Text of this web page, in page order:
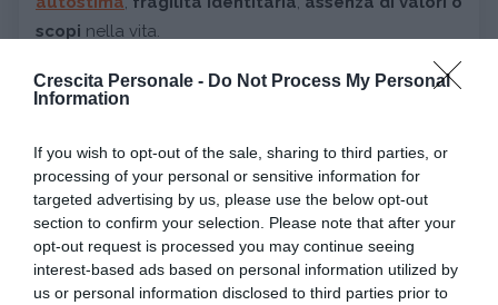
Crescita Personale - Do Not Process My Personal
Information
If you wish to opt-out of the sale, sharing to third parties, or
processing of your personal or sensitive information for
targeted advertising by us, please use the below opt-out
section to confirm your selection. Please note that after your
opt-out request is processed you may continue seeing
interest-based ads based on personal information utilized by
us or personal information disclosed to third parties prior to
scopi nella vita.
della società moderna è quello poi
è sfociato nelle riflessioni diZygmunt Baumansulla
sia più nulla di “dato”, dove leidentità e le
potenzialità individuali sembrano in continuo
mutamentosenza più alcun vincolo sociale,
familiare o istituzionale.
Le relazioni si fanno appunto “liquide”, fuggenti
, è
molto facile entravi e uscirvi e, come afferma lo